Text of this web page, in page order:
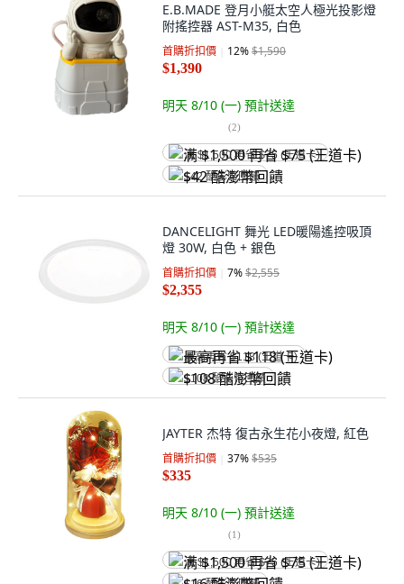
E.B.MADE 登月小艇太空人極光投影燈
附搖控器 AST-M35, 白色
首購折扣價 12%$1,590
$1,390
明天 8/10 (一) 預計送達
(2)
满 $1,500 再省 $75 (王道卡)
$42 酷澎幣回饋
DANCELIGHT 舞光 LED暖陽遙控吸頂
燈 30W, 白色 + 銀色
首購折扣價 7%$2,555
$2,355
明天 8/10 (一) 預計送達
最高再省 $118 (王道卡)
$108 酷澎幣回饋
JAYTER 杰特 復古永生花小夜燈, 紅色
首購折扣價 37%$535
$335
明天 8/10 (一) 預計送達
(1)
满 $1,500 再省 $75 (王道卡)